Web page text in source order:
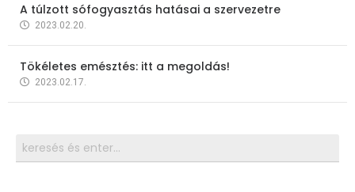
A túlzott sófogyasztás hatásai a szervezetre
2023.02.20.
Tökéletes emésztés: itt a megoldás!
2023.02.17.